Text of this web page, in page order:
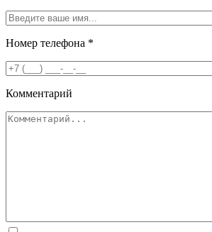
Номер телефона *
Комментарий